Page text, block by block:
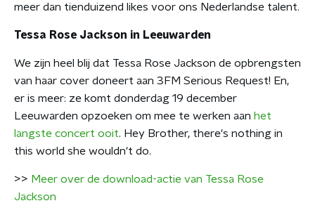
meer dan tienduizend likes voor ons Nederlandse talent.
Tessa Rose Jackson in Leeuwarden
We zijn heel blij dat Tessa Rose Jackson de opbrengsten
van haar cover doneert aan 3FM Serious Request! En,
er is meer: ze komt donderdag 19 december
Leeuwarden opzoeken om mee te werken aan het
langste concert ooit. Hey Brother, there's nothing in
this world she wouldn't do.
>> Meer over de download-actie van Tessa Rose
Jackson